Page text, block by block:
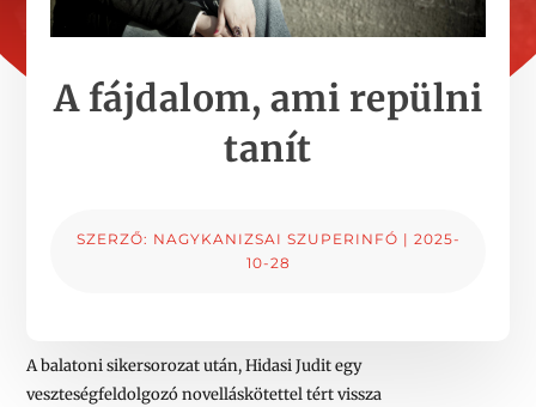
A fájdalom, ami repülni
tanít
SZERZŐ: NAGYKANIZSAI SZUPERINFÓ | 2025-
10-28
A balatoni sikersorozat után, Hidasi Judit egy
veszteségfeldolgozó novelláskötettel tért vissza